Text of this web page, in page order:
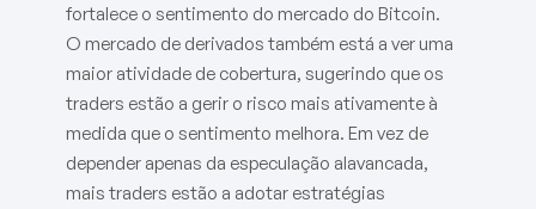
fortalece o sentimento do mercado do Bitcoin.
O mercado de derivados também está a ver uma
maior atividade de cobertura, sugerindo que os
traders estão a gerir o risco mais ativamente à
medida que o sentimento melhora. Em vez de
depender apenas da especulação alavancada,
mais traders estão a adotar estratégias